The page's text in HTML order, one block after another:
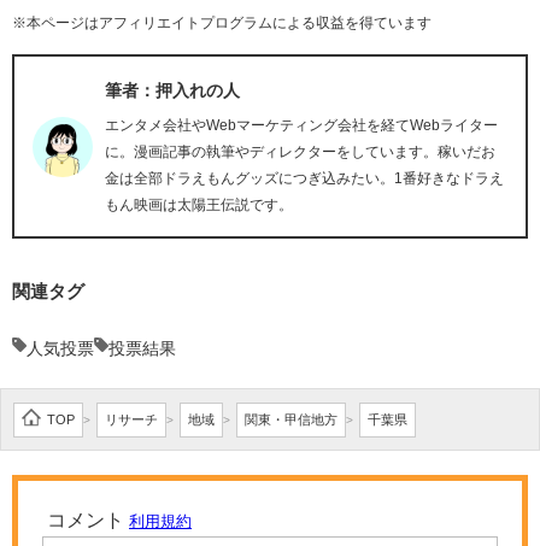
※本ページはアフィリエイトプログラムによる収益を得ています
筆者：押入れの人
エンタメ会社やWebマーケティング会社を経てWebライター
に。漫画記事の執筆やディレクターをしています。稼いだお
金は全部ドラえもんグッズにつぎ込みたい。1番好きなドラえ
もん映画は太陽王伝説です。
関連タグ
人気投票 投票結果
TOP > リサーチ > 地域 > 関東・甲信地方 > 千葉県